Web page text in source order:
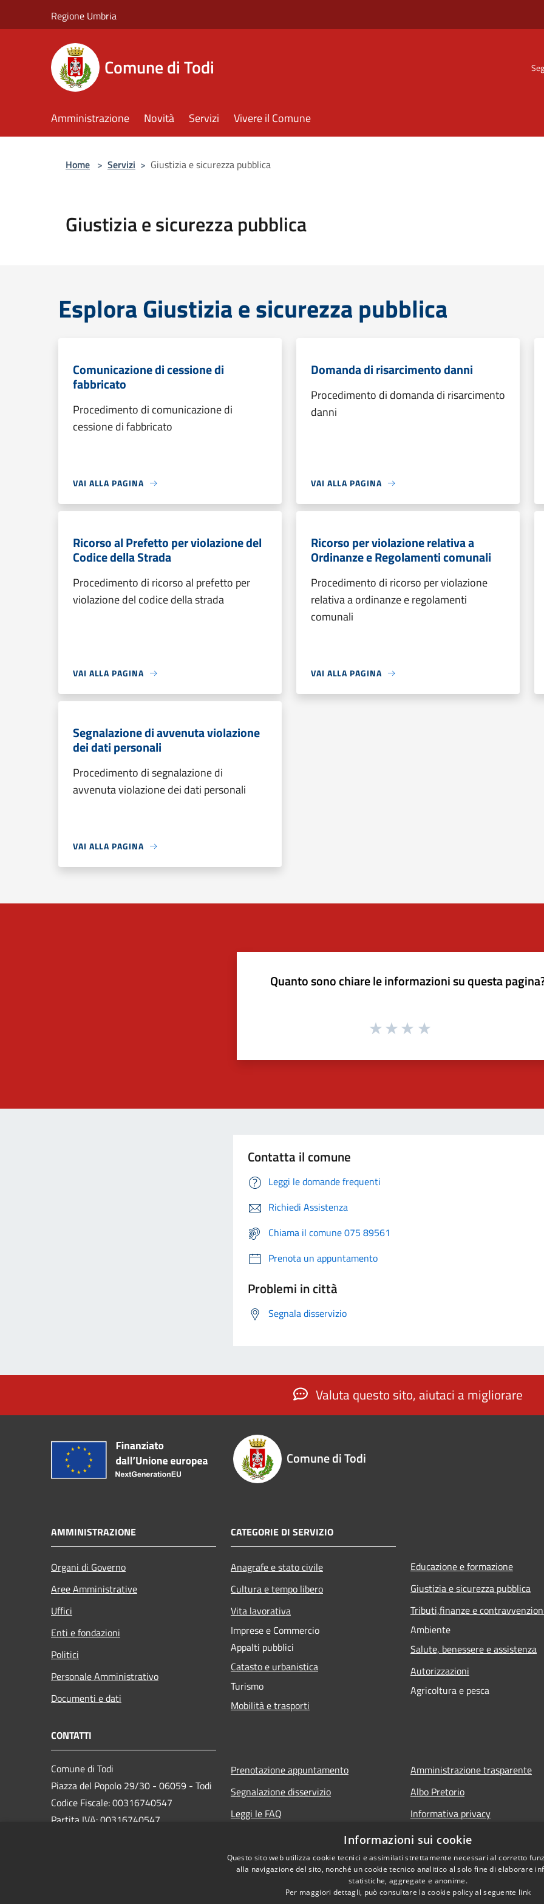
Regione Umbria
Comune di Todi
Amministrazione Novità Servizi Vivere il Comune
Home > Servizi > Giustizia e sicurezza pubblica
Giustizia e sicurezza pubblica
Esplora Giustizia e sicurezza pubblica
Comunicazione di cessione di
fabbricato
Procedimento di comunicazione di
cessione di fabbricato
VAI ALLA PAGINA
Domanda di risarcimento danni
Procedimento di domanda di risarcimento
danni
VAI ALLA PAGINA
Ricorso al Prefetto per violazione del
Codice della Strada
Procedimento di ricorso al prefetto per
violazione del codice della strada
VAI ALLA PAGINA
Ricorso per violazione relativa a
Ordinanze e Regolamenti comunali
Procedimento di ricorso per violazione
relativa a ordinanze e regolamenti
comunali
VAI ALLA PAGINA
Segnalazione di avvenuta violazione
dei dati personali
Procedimento di segnalazione di
avvenuta violazione dei dati personali
VAI ALLA PAGINA
Quanto sono chiare le informazioni su questa
Contatta il comune
Leggi le domande frequenti
Richiedi Assistenza
Chiama il comune 075 89561
Prenota un appuntamento
Problemi in città
Segnala disservizio
Valuta questo sito, aiutaci a migliorare
Comune di Todi
AMMINISTRAZIONE
Organi di Governo
Aree Amministrative
Uffici
Enti e fondazioni
Politici
Personale Amministrativo
Documenti e dati
CATEGORIE DI SERVIZIO
Anagrafe e stato civile
Cultura e tempo libero
Vita lavorativa
Imprese e Commercio
Appalti pubblici
Catasto e urbanistica
Turismo
Mobilità e trasporti
Educazione e formazione
Giustizia e sicurezza pubblica
Tributi,finanze e
Ambiente
Salute, benessere e assistenza
Autorizzazioni
Agricoltura e pesca
CONTATTI
Comune di Todi
Piazza del Popolo 29/30 - 06059 - Todi
Codice Fiscale: 00316740547
Partita IVA: 00316740547
Prenotazione appuntamento
Segnalazione disservizio
Leggi le FAQ
Amministrazione trasparente
Albo Pretorio
Informativa privacy
Note legali
Dichiarazione di accessibilità
Informazioni sui cookie
Questo sito web utilizza cookie tecnici e assimilati strettamente necessari al corretto
alla navigazione del sito, nonché un cookie tecnico analitico al solo fine di elaborare
statistiche, aggregate e anonime.
Per maggiori dettagli, può consultare la cookie policy al seguente link